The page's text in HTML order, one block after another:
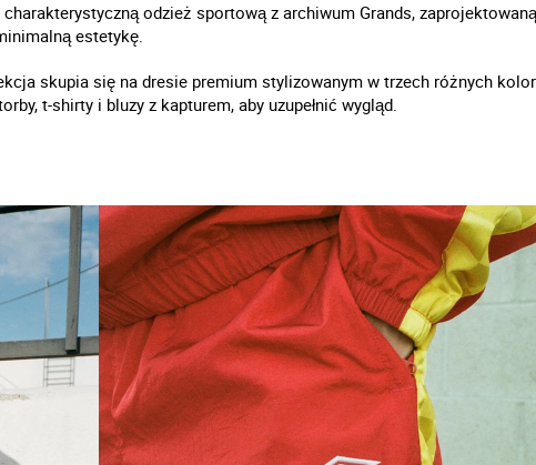
charakterystyczną odzież sportową z archiwum Grands,
estetykę.
skupia się na dresie premium stylizowanym w trzech różnych
t-shirty i bluzy z kapturem, aby uzupełnić wygląd.